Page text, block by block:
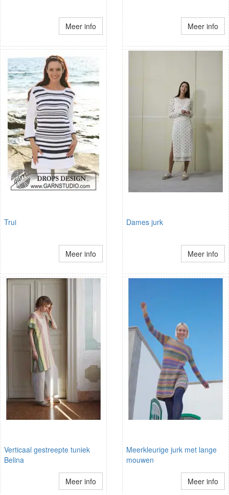
Meer info Meer info
Trui
Meer info
Dames jurk
Meer info
Verticaal gestreepte tuniek
Belina
Meer info
Meerkleurige jurk met lange
mouwen
Meer info